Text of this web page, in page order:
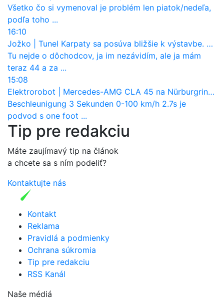
Všetko čo si vymenoval je problém len piatok/nedeľa,
podľa toho ...
16:10
Jožko
Tunel Karpaty sa posúva bližšie k výstavbe. NDS urobila dôležitý krok
Tu nejde o dôchodcov, ja im nezávidím, ale ja mám
teraz 44 a za ...
15:08
Elektrorobot
Mercedes-AMG CLA 45 na Nürburgringu je najrýchlejší vo svojej triede. Ale má to háčik!
Beschleunigung 3 Sekunden 0-100 km/h 2.7s je
podvod s one foot ...
Tip pre redakciu
Máte zaujímavý tip na článok
a chcete sa s ním podeliť?
Kontaktujte nás
Kontakt
Reklama
Pravidlá a podmienky
Ochrana súkromia
Tip pre redakciu
RSS Kanál
Naše médiá